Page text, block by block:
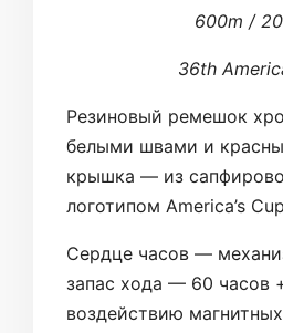
600m /
36th
Резиновый ремешок
белыми швами и
крышка — из
логотипом America’s
Сердце часов —
запас хода — 60 часов
воздействию